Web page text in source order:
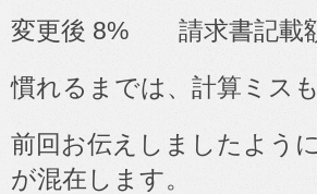
変更後 8% 請求書記載
慣れるまでは、計算ミス
前回お伝えしましたよう
が混在します。